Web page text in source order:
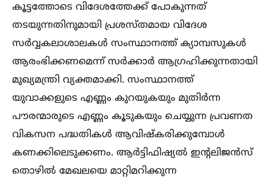
കൂട്ടത്തോടെ വിദേശത്തേക്ക് പോകുന്നത്
തടയുന്നതിനുമായി പ്രശസ്തമായ വിദേശ
സർവ്വകലാശാലകള്‍ സംസ്ഥാനത്ത് ക്യാമ്പസുകള്‍
ആരംഭിക്കണമെന്ന് സർക്കാർ ആഗ്രഹിക്കുന്നതായി
മുഖ്യമന്ത്രി വ്യക്തമാക്കി. സംസ്ഥാനത്ത്
യുവാക്കളുടെ എണ്ണം കുറയുകയും മുതിർന്ന
പൗരന്മാരുടെ എണ്ണം കൂടുകയും ചെയ്യുന്ന പ്രവണത
വികസന പദ്ധതികള്‍ ആവിഷ്കരിക്കുമ്പോള്‍
കണക്കിലെടുക്കണം. ആർട്ടിഫിഷ്യല്‍ ഇന്റലിജൻസ്
തൊഴില്‍ മേഖലയെ മാറ്റിമറിക്കുന്ന